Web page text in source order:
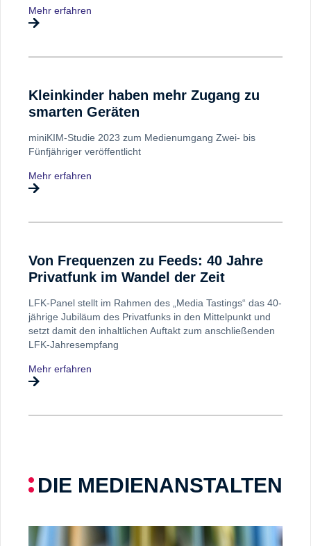
Mehr erfahren
Kleinkinder haben mehr Zugang zu
smarten Geräten
miniKIM-Studie 2023 zum Medienumgang Zwei- bis
Fünfjähriger veröffentlicht
Mehr erfahren
Von Frequenzen zu Feeds: 40 Jahre
Privatfunk im Wandel der Zeit
LFK-Panel stellt im Rahmen des „Media Tastings“ das 40-
jährige Jubiläum des Privatfunks in den Mittelpunkt und
setzt damit den inhaltlichen Auftakt zum anschließenden
LFK-Jahresempfang
Mehr erfahren
DIE MEDIENANSTALTEN